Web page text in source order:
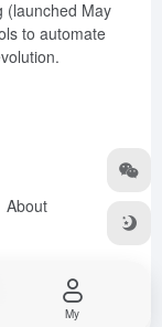
(launched May
to automate
About
My